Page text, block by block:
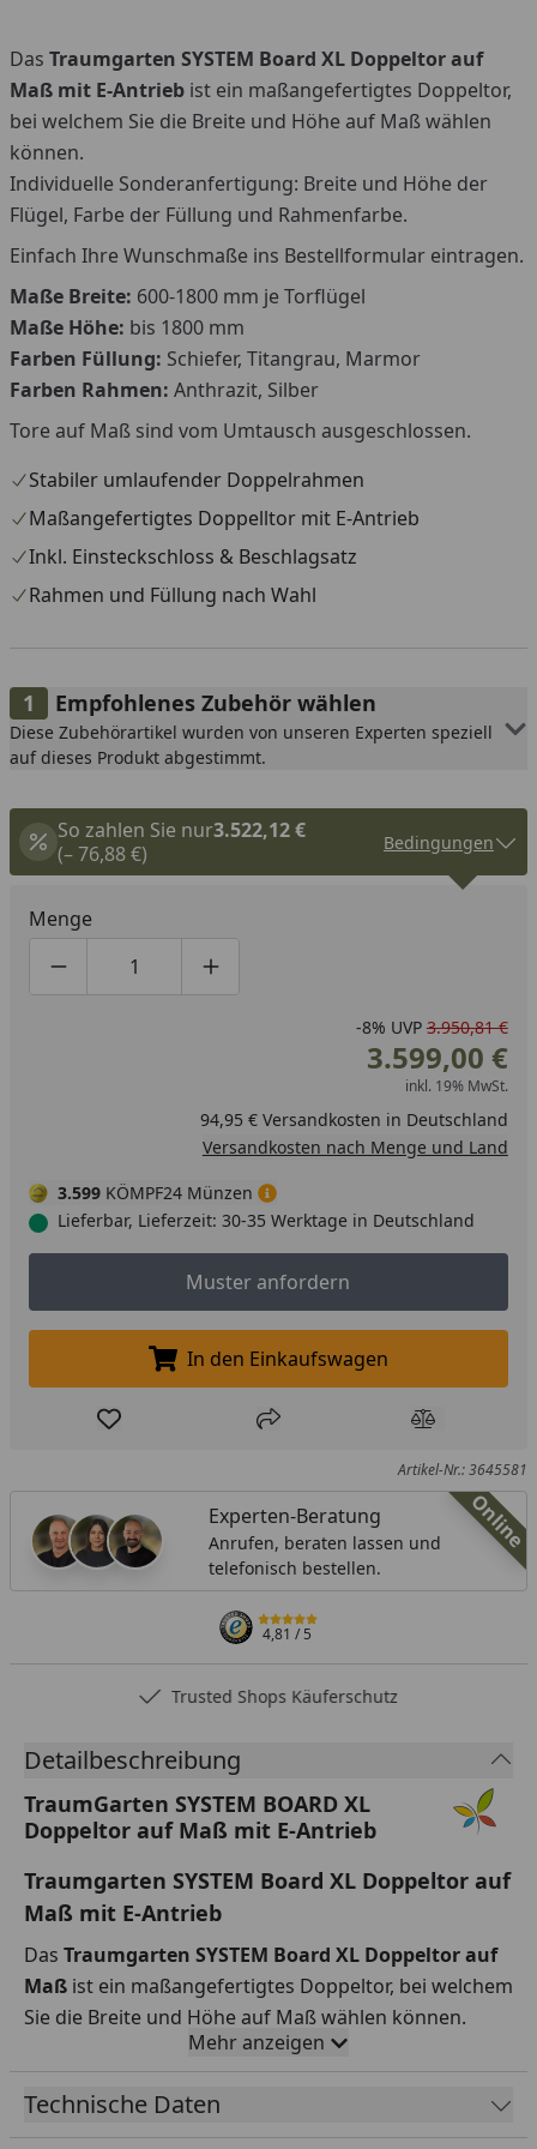
Das Traumgarten SYSTEM Board XL Doppeltor auf
Maß mit E-Antrieb ist ein maßangefertigtes Doppeltor,
bei welchem Sie die Breite und Höhe auf Maß wählen
können.
Individuelle Sonderanfertigung: Breite und Höhe der
Flügel, Farbe der Füllung und Rahmenfarbe.
Einfach Ihre Wunschmaße ins Bestellformular eintragen.
Maße Breite: 600-1800 mm je Torflügel
Maße Höhe: bis 1800 mm
Farben Füllung: Schiefer, Titangrau, Marmor
Farben Rahmen: Anthrazit, Silber
Tore auf Maß sind vom Umtausch ausgeschlossen.
Stabiler umlaufender Doppelrahmen
Maßangefertigtes Doppelltor mit E-Antrieb
Inkl. Einsteckschloss & Beschlagsatz
Rahmen und Füllung nach Wahl
Empfohlenes Zubehör wählen
Diese Zubehörartikel wurden von unseren Experten speziell
auf dieses Produkt abgestimmt.
So zahlen Sie nur3.522,12 €
(– 76,88 €)
Bedingungen
Menge
Produktmenge um eins verringern
Produktmenge manuell eingeben
Produktmenge um eins erhöhen
-8% UVP 3.950,81 €
3.599,00 €
inkl. 19% MwSt.
94,95 € Versandkosten in Deutschland
Versandkosten nach Menge und Land
3.599 KÖMPF24 Münzen
Lieferbar, Lieferzeit: 30-35 Werktage in Deutschland
Muster anfordern
Muster anfordern
In den Einkaufswagen legen
In den Einkaufswagen
Produkt zur Wunschliste hinzufügen
Teilen Produkt
Artikel-Nr.: 3645581
Online
Experten-Beratung
Anrufen, beraten lassen und
telefonisch bestellen.
4,81/ 5
Trusted Shops Käuferschutz
Detailbeschreibung
TraumGarten SYSTEM BOARD XL
Doppeltor auf Maß mit E-Antrieb
Traumgarten SYSTEM Board XL Doppeltor auf
Maß mit E-Antrieb
Das Traumgarten SYSTEM Board XL Doppeltor auf
Maß ist ein maßangefertigtes Doppeltor, bei welchem
Sie die Breite und Höhe auf Maß wählen können.
Individuelle Sonderanfertigung:
auf Maß, Farbe der Füllung und Rahmenfarbe.
Bitte senden Sie uns für eine Bestellbearbeitung
Mehr anzeigen
Technische Daten